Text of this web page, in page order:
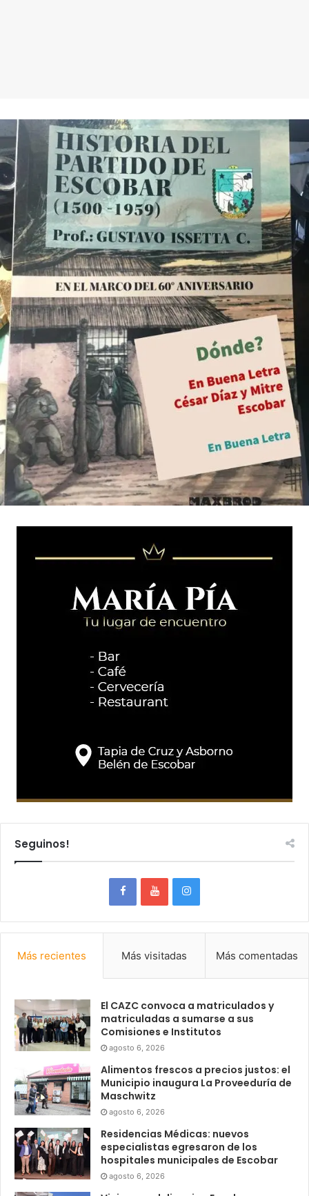
Seguinos!
Más recientes Más visitadas Más comentadas
El CAZC convoca a matriculados y
matriculadas a sumarse a sus
Comisiones e Institutos
agosto 6, 2026
Alimentos frescos a precios justos: el
Municipio inaugura La Proveeduría de
Maschwitz
agosto 6, 2026
Residencias Médicas: nuevos
especialistas egresaron de los
hospitales municipales de Escobar
agosto 6, 2026